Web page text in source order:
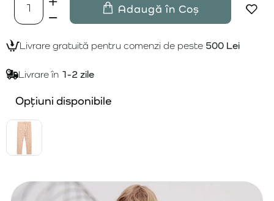
Adaugă în Coș
Livrare gratuită pentru comenzi de peste 500 Lei
Livrare în 1-2 zile
Opțiuni disponibile